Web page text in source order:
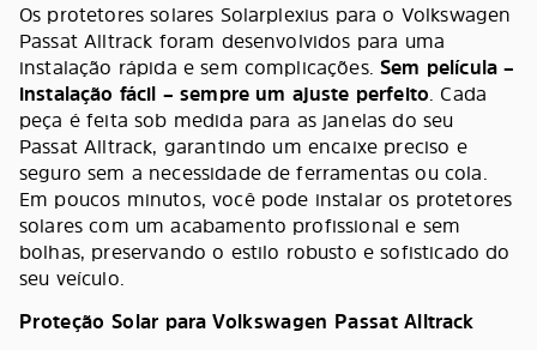
Os protetores solares Solarplexius para o Volkswagen
Passat Alltrack foram desenvolvidos para uma
instalação rápida e sem complicações.Sem película –
instalação fácil – sempre um ajuste perfeito. Cada
peça é feita sob medida para as janelas do seu
Passat Alltrack, garantindo um encaixe preciso e
seguro sem a necessidade de ferramentas ou cola.
Em poucos minutos, você pode instalar os protetores
solares com um acabamento profissional e sem
bolhas, preservando o estilo robusto e sofisticado do
seu veículo.
Proteção Solar para Volkswagen Passat Alltrack